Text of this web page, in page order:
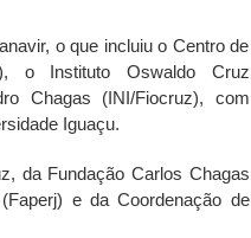
o que incluiu o Centro de
o Instituto Oswaldo Cruz
Chagas (INI/Fiocruz), com
Iguaçu.
da Fundação Carlos Chagas
e da Coordenação de